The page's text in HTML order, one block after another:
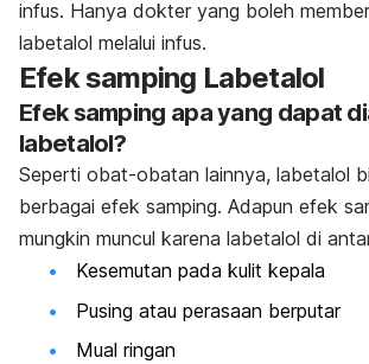
infus. Hanya dokter yang boleh
labetalol melalui infus.
Efek samping Labetalol
Efek samping apa yang dapat
labetalol?
Seperti obat-obatan lainnya, labetalol
berbagai efek samping. Adapun efek
mungkin muncul karena labetalol di
Kesemutan pada kulit kepala
Pusing atau perasaan berputar
Mual ringan